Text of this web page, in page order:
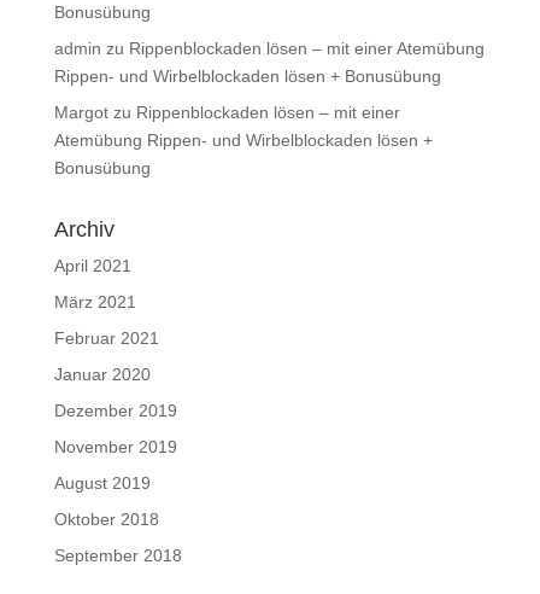
Bonusübung
admin zu Rippenblockaden lösen – mit einer Atemübung
Rippen- und Wirbelblockaden lösen + Bonusübung
Margotzu Rippenblockaden lösen – mit einer
Atemübung Rippen- und Wirbelblockaden lösen +
Bonusübung
Archiv
April 2021
März 2021
Februar 2021
Januar 2020
Dezember 2019
November 2019
August 2019
Oktober 2018
September 2018